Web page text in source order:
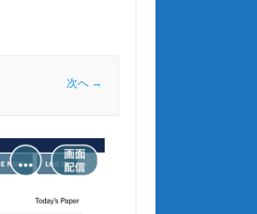
次へ →